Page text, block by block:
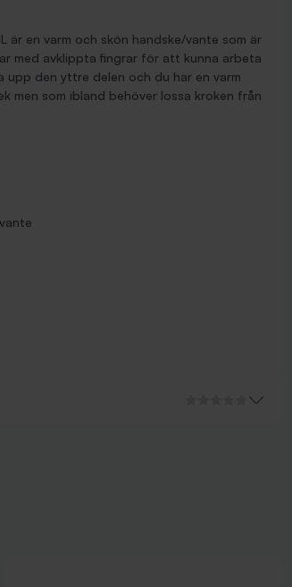
är en varm och skön handske/vante som är
med avklippta fingrar för att kunna arbeta
den yttre delen och du har en varm
men som ibland behöver lossa kroken från